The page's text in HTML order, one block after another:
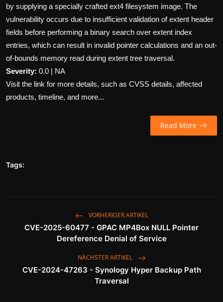
Wissenschaft & Gesundheit
Deutsch
by supplying a specially crafted ext4 filesystem image. The
vulnerability occurs due to insufficient validation of extent header
fields before performing a binary search over extent index
entries, which can result in invalid pointer calculations and an out-
of-bounds memory read during extent tree traversal.
Severity: 0.0 | NA
Visit the link for more details, such as CVSS details, affected
products, timeline, and more...
Read More
Tags:
VORHERIGER ARTIKEL
CVE-2025-60477 - GPAC MP4Box NULL Pointer
Dereference Denial of Service
NÄCHSTER ARTIKEL
CVE-2024-47263 - Synology Hyper Backup Path
Traversal